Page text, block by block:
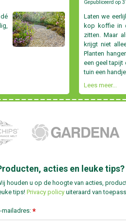
Gepubliceerd op
Laten we
kop koffie in
zitten. Maar
krijgt niet
Planten
een geel tapijt
tuin een
Lees meer...
acties en leuke tips?
houden u op de hoogte van acties,
tips! Privacy policyuiteraard van
mailadres:*